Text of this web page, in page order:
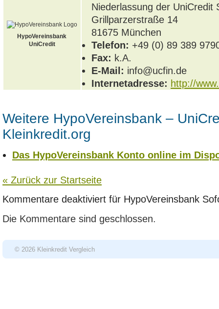
HypoVereinsbank
UniCredit
Niederlassung der UniCredit
Grillparzerstraße 14
81675 München
Telefon: +49 (0) 89 389
Fax: k.A.
E-Mail: info@ucfin.de
Internetadresse: http://
Weitere HypoVereinsbank –
Kleinkredit.org
Das HypoVereinsbank Konto online im
« Zurück zur Startseite
Kommentare deaktiviert für HypoVereinsbank
Die Kommentare sind geschlossen.
© 2026 Kleinkredit Vergleich